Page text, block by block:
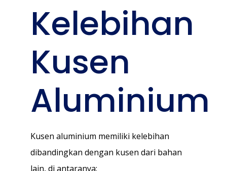
Kelebihan
Kusen
Aluminium
Kusen aluminium memiliki kelebihan
dibandingkan dengan kusen dari bahan
lain, di antaranya: